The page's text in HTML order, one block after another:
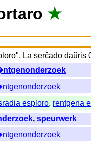
★
La serĉado daŭris
esploro, rentgena
,speurwerk